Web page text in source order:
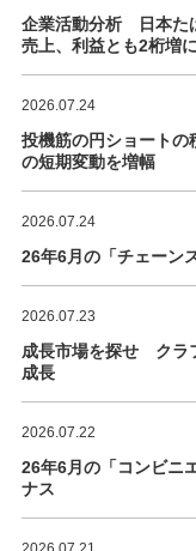
企業活動分析 日本た
売上、利益とも2桁増に
2026.07.24
投機筋の円ショートの
の短期変動を増幅
2026.07.24
26年6月の「チェーン
2026.07.23
成長市場を探せ クラ
成長
2026.07.22
26年6月の「コンビニ
ナス